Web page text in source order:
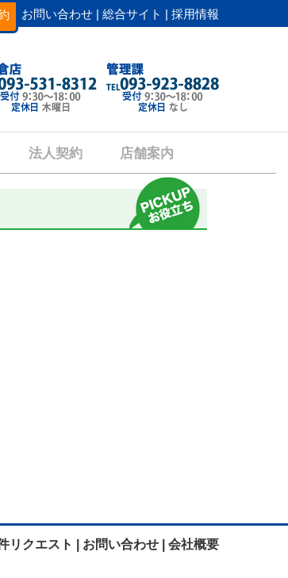
お問い合わせ | 総合サイト | 採用情報
法人契約 店舗案内
リクエスト | お問い合わせ | 会社概要